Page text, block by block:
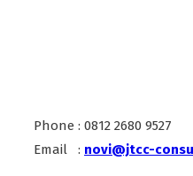
Phone : 0812 2680 9527
Email : novi@jtcc-